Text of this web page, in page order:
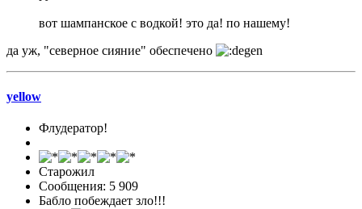
вот шампанское с водкой! это да! по нашему!
да уж, "северное сияние" обеспечено
yellow
Флудератор!
Старожил
Сообщения: 5 909
Бабло побеждает зло!!!